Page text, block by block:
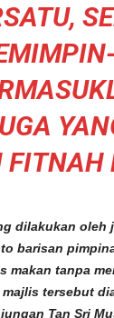
FITNAH
dilakukan oleh
barisan
makan tanpa
tersebut
Tan Sri